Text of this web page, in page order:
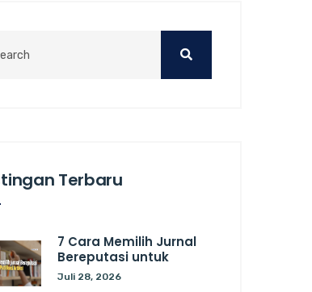
Terbaru
7 Cara Memilih Jurnal
Bereputasi untuk
Juli 28, 2026